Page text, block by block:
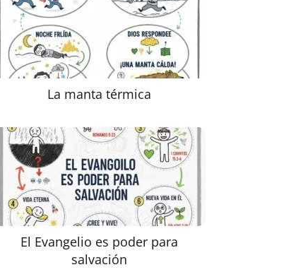
La manta térmica
El Evangelio es poder para
salvación